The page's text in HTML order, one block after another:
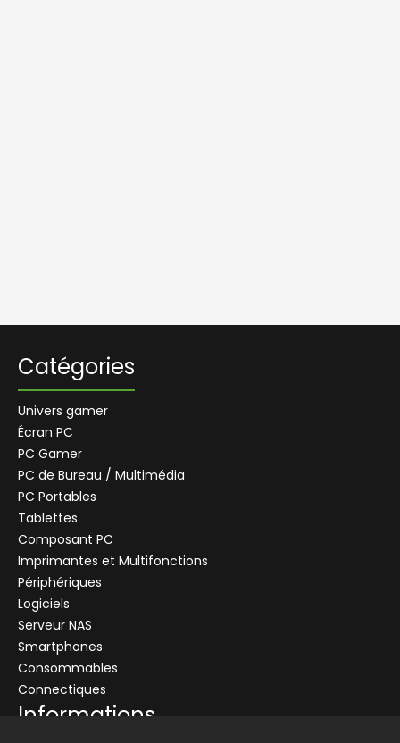
Connectez-vous pour voir les informations de ce produit
CENTRALE+
CENTRALE
ANGLET
BORDEAUX-LAC
BREST
Catégories
Univers gamer
Écran PC
PC Gamer
PC de Bureau / Multimédia
PC Portables
Tablettes
Composant PC
Imprimantes et Multifonctions
Périphériques
Logiciels
Serveur NAS
Smartphones
Consommables
Connectiques
Informations